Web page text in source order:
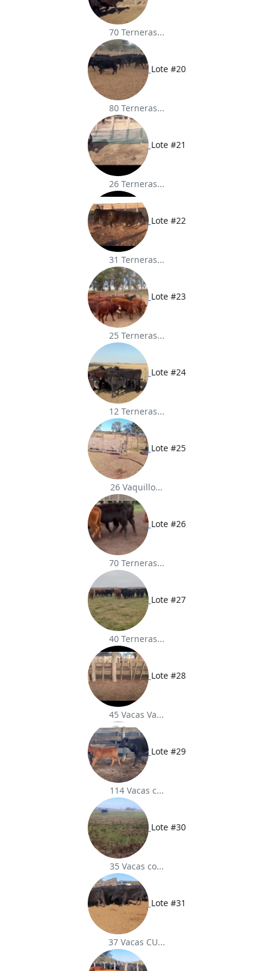
70 Terneras...
Lote #20
80 Terneras...
Lote #21
26 Terneras...
Lote #22
31 Terneras...
Lote #23
25 Terneras...
Lote #24
12 Terneras...
Lote #25
26 Vaquillo...
Lote #26
70 Terneras...
Lote #27
40 Terneras...
Lote #28
45 Vacas Va...
Lote #29
114 Vacas c...
Lote #30
35 Vacas co...
Lote #31
37 Vacas CU...